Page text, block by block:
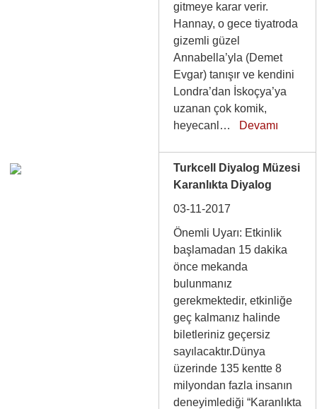
gitmeye karar verir.
Hannay, o gece tiyatroda
gizemli güzel
Annabella’yla (Demet
Evgar) tanışır ve kendini
Londra’dan İskoçya’ya
uzanan çok komik,
heyecanl… Devamı
Turkcell Diyalog Müzesi
Karanlıkta Diyalog
03-11-2017
Önemli Uyarı: Etkinlik
başlamadan 15 dakika
önce mekanda
bulunmanız
gerekmektedir, etkinliğe
geç kalmanız halinde
biletleriniz geçersiz
sayılacaktır.Dünya
üzerinde 135 kentte 8
milyondan fazla insanın
deneyimlediği “Karanlıkta